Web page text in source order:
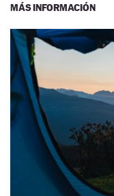
MÁS INFORMACIÓN